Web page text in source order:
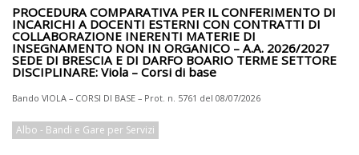
PROCEDURA COMPARATIVA PER IL CONFERIMENTO DI
INCARICHI A DOCENTI ESTERNI CON CONTRATTI DI
COLLABORAZIONE INERENTI MATERIE DI
INSEGNAMENTO NON IN ORGANICO – A.A. 2026/2027
SEDE DI BRESCIA E DI DARFO BOARIO TERME SETTORE
DISCIPLINARE: Viola – Corsi di base
Bando VIOLA – CORSI DI BASE – Prot. n. 5761 del 08/07/2026
Albo - Bandi e Gare per Servizi